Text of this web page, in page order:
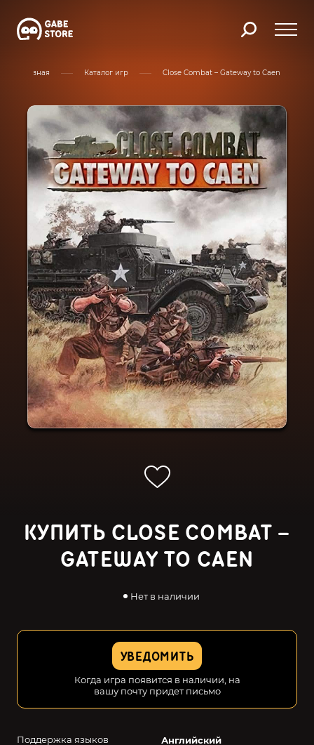
Главная Каталог игр Close Combat – Gateway to Caen
КУПИТЬ CLOSE COMBAT –
GATEWAY TO CAEN
Нет в наличии
УВЕДОМИТЬ
Когда игра появится в наличии, на
вашу почту придет письмо
Поддержка языков Английский